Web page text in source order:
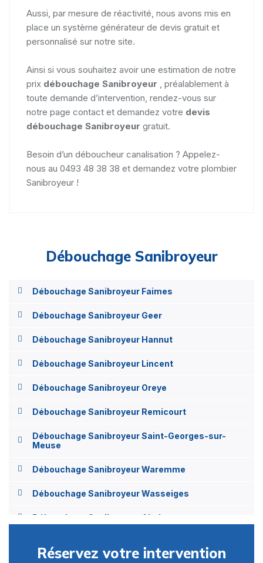
Aussi, par mesure de réactivité, nous avons mis en
place un système générateur de devis gratuit et
personnalisé sur notre site.
Ainsi si vous souhaitez avoir une estimation de notre
prix débouchage Sanibroyeur
, préalablement à
toute demande d’intervention, rendez-vous sur
notre page contact et demandez votre devis
débouchage Sanibroyeur gratuit.
Besoin d’un déboucheur canalisation ? Appelez-
nous au 0493 48 38 38 et demandez votre plombier
Sanibroyeur !
Débouchage Sanibroyeur
Débouchage Sanibroyeur Faimes
Débouchage Sanibroyeur Geer
Débouchage Sanibroyeur Hannut
Débouchage Sanibroyeur Lincent
Débouchage Sanibroyeur Oreye
Débouchage Sanibroyeur Remicourt
Débouchage Sanibroyeur Saint-Georges-sur-
Meuse
Débouchage Sanibroyeur Waremme
Débouchage Sanibroyeur Wasseiges
Débouchage Sanibroyeur Abolens
Réservez votre intervention